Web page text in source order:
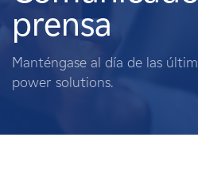
Qué hacemos
Terratenientes
prensa
Manténgase al día de las
power solutions.